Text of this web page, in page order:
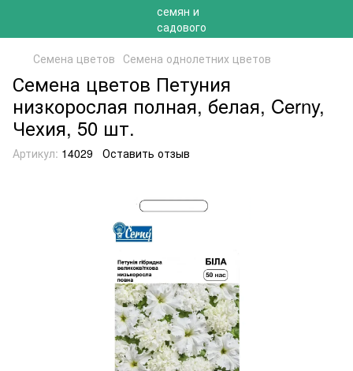
Семена цветов Семена однолетних цветов
Семена цветов Петуния
низкорослая полная, белая, Cerny,
Чехия, 50 шт.
Артикул: 14029 Оставить отзыв